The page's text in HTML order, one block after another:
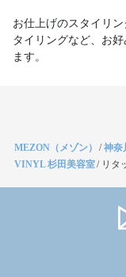
お仕上げのスタイリ
タイリングなど、お
ます。
MEZON（メゾン） /神奈
VINYL 杉田美容室/ リタ